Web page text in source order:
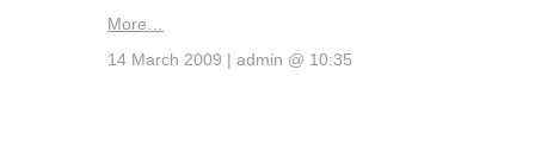
More…
14 March 2009 | admin @ 10:35